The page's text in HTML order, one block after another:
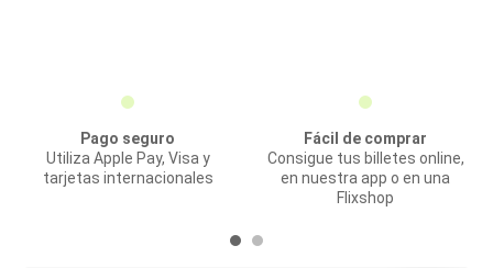
Pago seguro
Utiliza Apple Pay, Visa y
tarjetas internacionales
Fácil de comprar
Consigue tus billetes online,
en nuestra app o en una
Flixshop